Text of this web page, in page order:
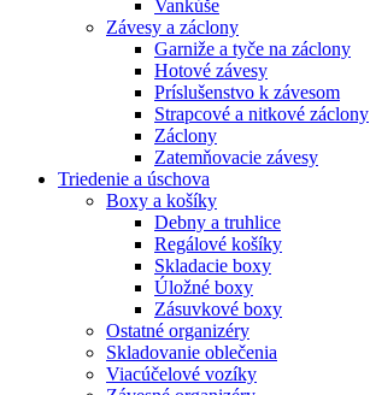
Vankúše
Závesy a záclony
Garniže a tyče na záclony
Hotové závesy
Príslušenstvo k závesom
Strapcové a nitkové záclony
Záclony
Zatemňovacie závesy
Triedenie a úschova
Boxy a košíky
Debny a truhlice
Regálové košíky
Skladacie boxy
Úložné boxy
Zásuvkové boxy
Ostatné organizéry
Skladovanie oblečenia
Viacúčelové vozíky